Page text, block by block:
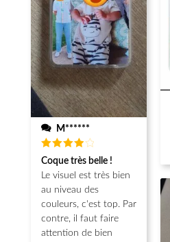
M******
Note4
sur 5
Coque très belle !
Le visuel est très bien
au niveau des
couleurs, c'est top. Par
contre, il faut faire
attention de bien